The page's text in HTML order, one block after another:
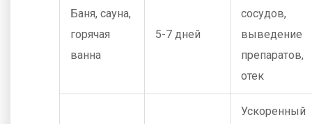
Баня, сауна,
горячая
ванна
5-7 дней
сосудов,
выведение
препаратов,
отек
Ускоренный